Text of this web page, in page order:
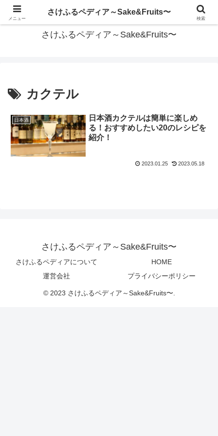
美味しい時間を豊かに
さけふるペディア～Sake&Fruits〜
カクテル
日本酒
日本酒カクテルは簡単に楽しめ
る！おすすめしたい20のレシピを
紹介！
2023.01.25 2023.05.18
さけふるペディア～Sake&Fruits〜
さけふるペディアについて
HOME
運営会社
プライバシーポリシー
© 2023 さけふるペディア～Sake&Fruits〜.
メニュー
さけふるペディア～Sake&Fruits〜
検索